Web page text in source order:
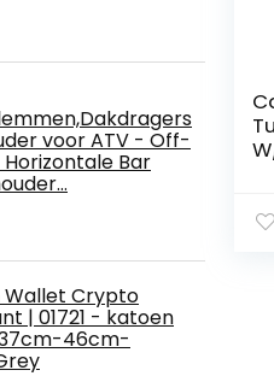
voor ATV - Off-
Horizontale Bar
Wallet Crypto
| 01721 - katoen
46cm-